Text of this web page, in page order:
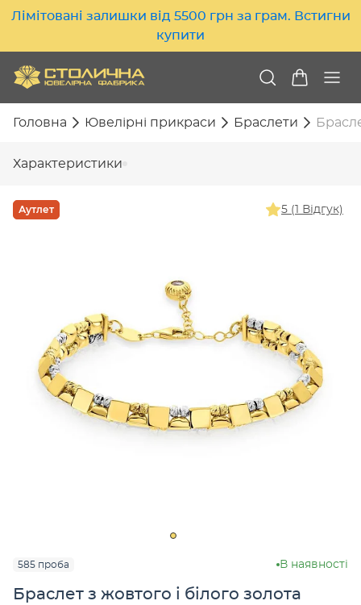
Лімітовані залишки від 5500 грн за грам. Встигни
купити
Головна Ювелірні прикраси Браслети
Характеристики
Аутлет 5 (1 Відгук)
585 проба В наявності
Браслет з жовтого і білого золота